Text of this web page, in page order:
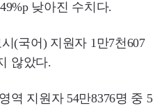
낮아진 수치다.
(국어) 지원자 1만7천607
않았다.
역 지원자 54만8376명 중 5